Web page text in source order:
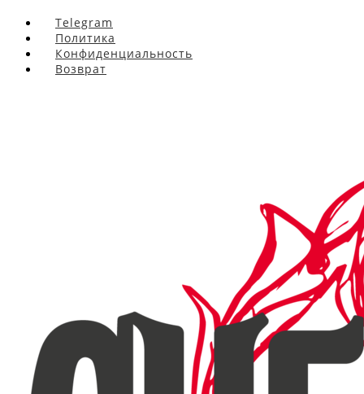
Telegram
Политика
Конфиденциальность
Возврат